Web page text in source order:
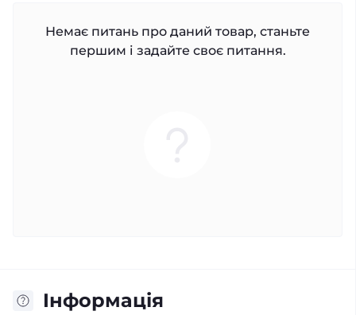
Немає питань про даний товар, станьте
першим і задайте своє питання.
Iнформація